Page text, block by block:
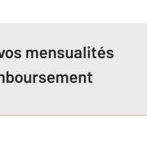
mensualités